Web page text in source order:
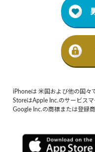
iPhoneは 米国および他の国々
StoreはApple Inc.のサービス
Google Inc.の商標または登録商